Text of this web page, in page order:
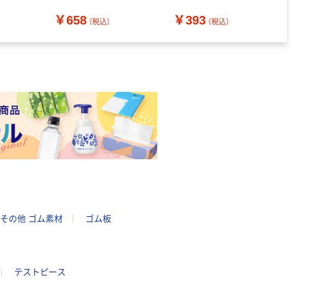
品）
￥658 （税込） ￥393 （税込）
その他 ゴム素材 ゴム板
テストピース